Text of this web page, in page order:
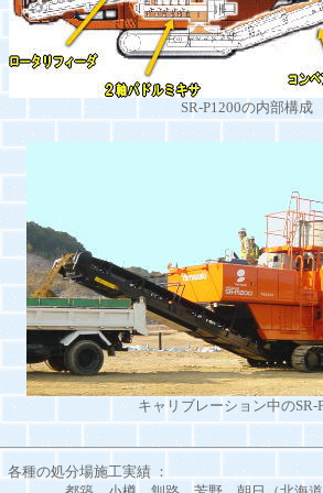
SR-P1200の内部構成
キャリブレーション中のSR-
各種の処分場施工実績 ：